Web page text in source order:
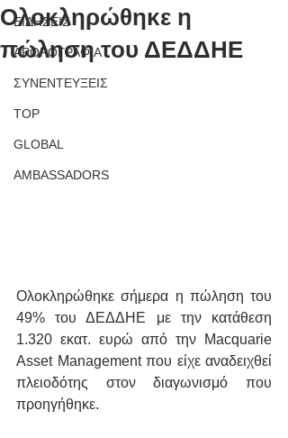
ΕΙΔΗΣΕΙΣ
ΑΡΘΡΟΓΡΑΦΙΑ
ΣΥΝΕΝΤΕΥΞΕΙΣ
TOP
GLOBAL
AMBASSADORS
Ολοκληρώθηκε η
πώληση του ΔΕΔΔΗΕ
Ολοκληρώθηκε σήμερα η πώληση του
49% του ΔΕΔΔΗΕ με την κατάθεση
1.320 εκατ. ευρώ από την Macquarie
Asset Management που είχε αναδειχθεί
πλειοδότης στον διαγωνισμό που
προηγήθηκε.